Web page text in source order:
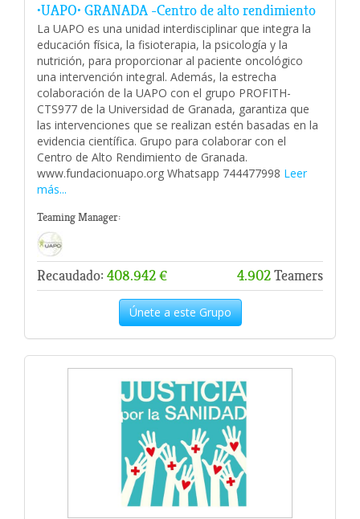
•UAPO• GRANADA -Centro de alto rendimiento
La UAPO es una unidad interdisciplinar que integra la
educación física, la fisioterapia, la psicología y la
nutrición, para proporcionar al paciente oncológico
una intervención integral. Además, la estrecha
colaboración de la UAPO con el grupo PROFITH-
CTS977 de la Universidad de Granada, garantiza que
las intervenciones que se realizan estén basadas en la
evidencia científica. Grupo para colaborar con el
Centro de Alto Rendimiento de Granada.
www.fundacionuapo.org Whatsapp 744477998 Leer
más...
Teaming Manager:
Recaudado: 408.942 € 4.902Teamers
Únete a este Grupo